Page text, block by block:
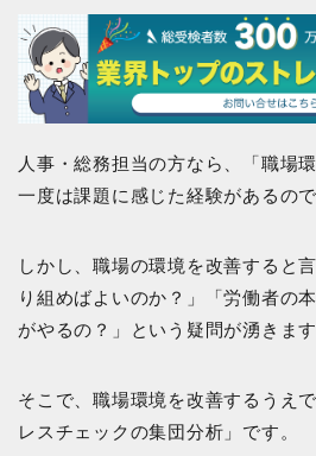
人事・総務担当の方なら、「職場
一度は課題に感じた経験があるの
しかし、職場の環境を改善すると
り組めばよいのか？」「労働者の
がやるの？」という疑問が湧きます
そこで、職場環境を改善するうえ
レスチェックの集団分析」です。